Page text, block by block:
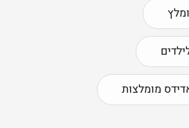
מומלצות